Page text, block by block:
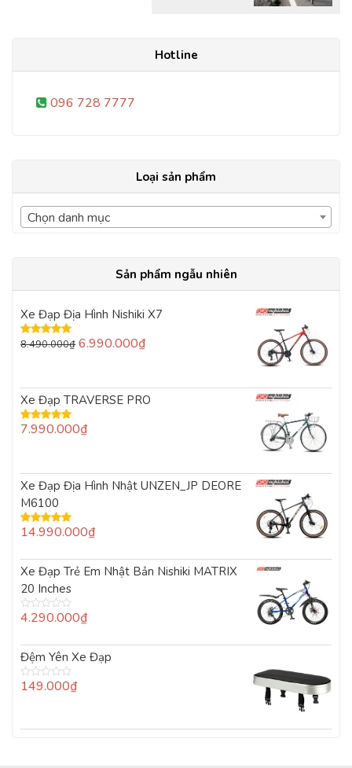
Hotline
096 728 7777
Loại sản phẩm
Chọn danh mục
Sản phẩm ngẫu nhiên
Xe Đạp Địa Hình Nishiki X7
Được xếp
8.490.000₫ Giá
8.490.000₫.
6.990.000₫Giá
là:
Xe Đạp TRAVERSE PRO
Được xếp
7.990.000₫
Xe Đạp Địa Hình Nhật UNZEN_JP DEORE
M6100
Được xếp
14.990.000₫
Xe Đạp Trẻ Em Nhật Bản Nishiki MATRIX
20 Inches
Được
0
5
sao
4.290.000₫
Đệm Yên Xe Đạp
Được
5
149.000₫